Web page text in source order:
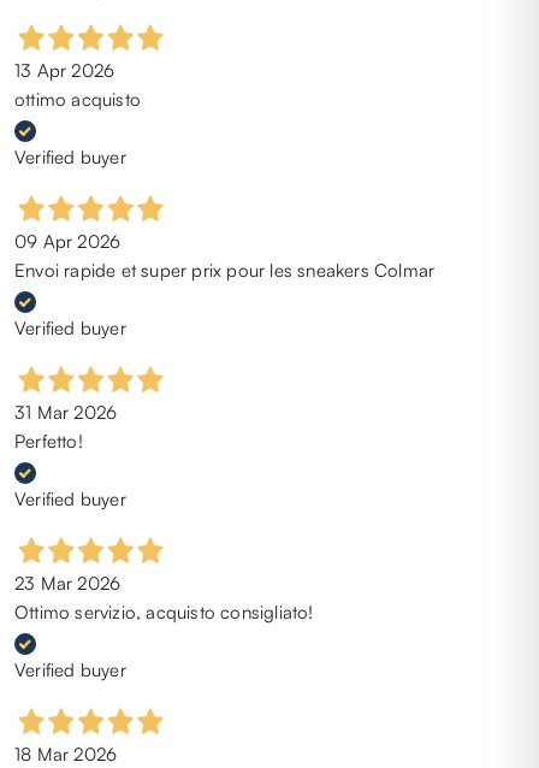
13 Apr 2026
ottimo acquisto
Verified buyer
09 Apr 2026
Envoi rapide et super prix pour les sneakers Colmar
Verified buyer
31 Mar 2026
Perfetto!
Verified buyer
23 Mar 2026
Ottimo servizio, acquisto consigliato!
Verified buyer
18 Mar 2026